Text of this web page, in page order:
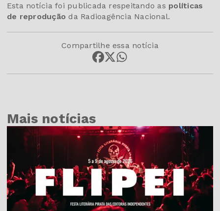
Esta notícia foi publicada respeitando as políticas
de reprodução da Radioagência Nacional.
Compartilhe essa notícia
Mais notícias